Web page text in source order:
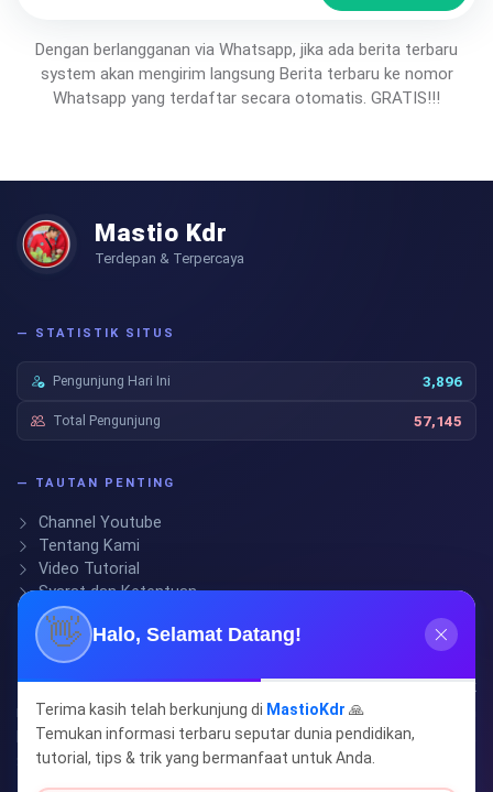
Dengan berlangganan via Whatsapp, jika ada berita terbaru
system akan mengirim langsung Berita terbaru ke nomor
Whatsapp yang terdaftar secara otomatis. GRATIS!!!
👋 Halo, Selamat Datang!
Terima kasih telah berkunjung di MastioKdr 🙏
Temukan informasi terbaru seputar dunia pendidikan,
tutorial, tips & trik yang bermanfaat untuk Anda.
Mastio Kdr
Terdepan & Terpercaya
— STATISTIK SITUS
Pengunjung Hari Ini 3,896
Total Pengunjung 57,145
— TAUTAN PENTING
Channel Youtube
Tentang Kami
Video Tutorial
Syarat dan Ketentuan
— IKUTI KAMI
Temukan berbagai Informasi Terbaru, Tutorial, Tips dan Trik
menarik seputar Dunia Pendidikan, Hoby dan lain-lain. Jangan
lupa ikuti juga di Channel Youtube MasTio Kdr, Klik Tombol Like,
Subscribe, dan Berikan Komentarmu.